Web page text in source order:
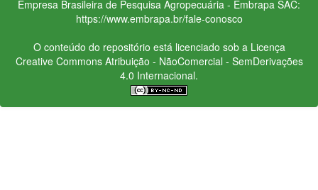
Empresa Brasileira de Pesquisa Agropecuária - Embrapa SAC:
https://www.embrapa.br/fale-conosco
O conteúdo do repositório está licenciado sob a Licença
Creative CommonsAtribuição - NãoComercial - SemDerivações
4.0 Internacional.